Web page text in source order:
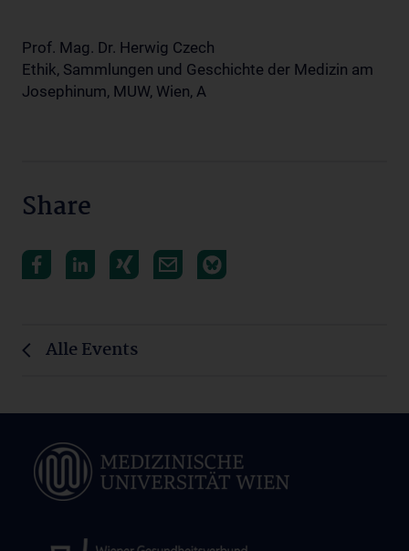
Prof. Mag. Dr. Herwig Czech
Ethik, Sammlungen und Geschichte der Medizin am
Josephinum, MUW, Wien, A
Share
Alle Events